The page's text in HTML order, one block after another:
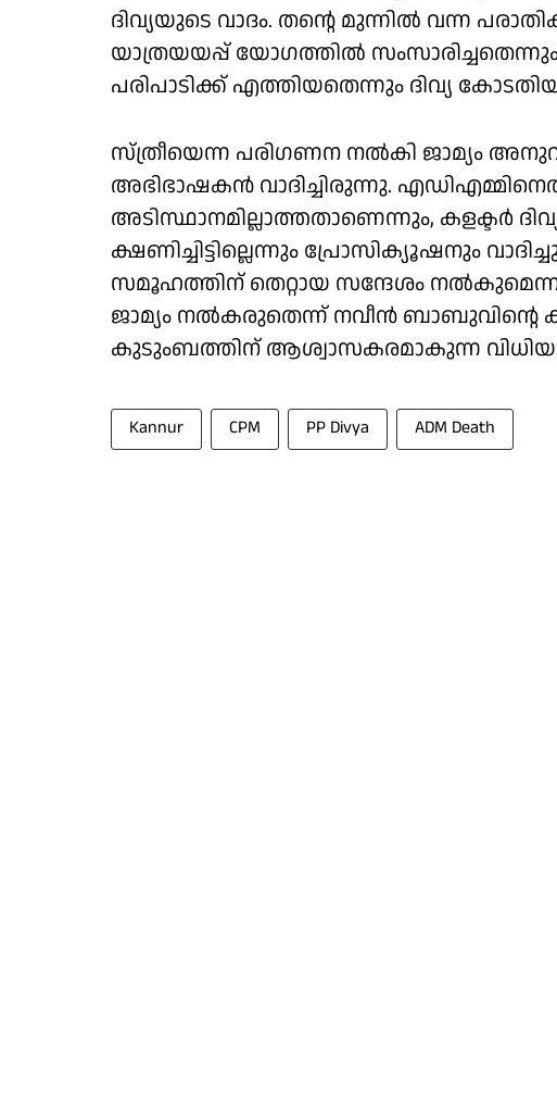
ദിവ്യയുടെ വാദം. തൻ്റെ മുന്നിൽ വന്ന
യാത്രയയപ്പ് യോഗത്തിൽ സംസാരിച്ചതെന്നും,
പരിപാടിക്ക് എത്തിയതെന്നും ദിവ്യ
സ്ത്രീയെന്ന പരിഗണന നൽകി ജാമ്യം
അഭിഭാഷകൻ വാദിച്ചിരുന്നു.
അടിസ്ഥാനമില്ലാത്തതാണെന്നും, കളക്ടർ
ക്ഷണിച്ചിട്ടില്ലെന്നും പ്രോസിക്യൂഷനും
സമൂഹത്തിന് തെറ്റായ സന്ദേശം
ജാമ്യം നൽകരുതെന്ന് നവീൻ ബാബുവിൻ്റെ
കുടുംബത്തിന് ആശ്വാസകരമാകുന്ന
Kannur CPM PP Divya ADM Death